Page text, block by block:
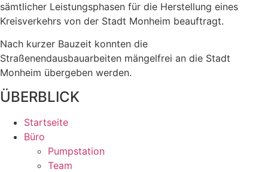
sämtlicher Leistungsphasen für die Herstellung eines
Kreisverkehrs von der Stadt Monheim beauftragt.
Nach kurzer Bauzeit konnten die
Straßenendausbauarbeiten mängelfrei an die Stadt
Monheim übergeben werden.
ÜBERBLICK
Startseite
Büro
Pumpstation
Team